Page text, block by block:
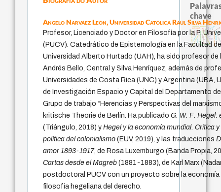
Angelo Narváez León,Universidad Católica Raúl Silva
Profesor, Licenciado y Doctor en Filosofía por la P.
(PUCV). Catedrático de Epistemología en la Facultad
Universidad Alberto Hurtado (UAH), ha sido profesor
Andrés Bello, Central y Silva Henríquez, además de
Universidades de Costa Rica (UNC) y Argentina (UBA,
de Investigación Espacio y Capital del Departamento
Grupo de trabajo “Herencias y Perspectivas del
kritische Theorie de Berlín. Ha publicadoG. W. F. Hegel:
(Triángulo, 2018) yHegel y la economía mundial. Crítica
política del colonialismo (EUV, 2019), y las traducciones
amor 1893-1917, de Rosa Luxemburgo (Banda Propia,
Cartas desde el Magreb (1881-1883), de Karl Marx
postdoctoral PUCV con un proyecto sobre la economía
filosofía hegeliana del derecho.
chave
fundamentalismo
jacobi
protágoras
experiência temporalmetafísica do tempo
género
idade
intolerância
homem-medida filosofia brasileira
j.c.m. neto
palavra
perdón
leyes
violencia
guayaquil
logos
lei
arquivos mentais
desejo
bataille
mind
therapy
arte de educar